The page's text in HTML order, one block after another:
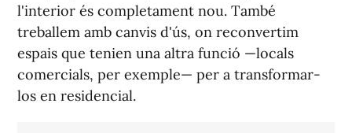
l'interior és completament nou. També
treballem amb canvis d'ús, on reconvertim
espais que tenien una altra funció —locals
comercials, per exemple— per a transformar-
los en residencial.